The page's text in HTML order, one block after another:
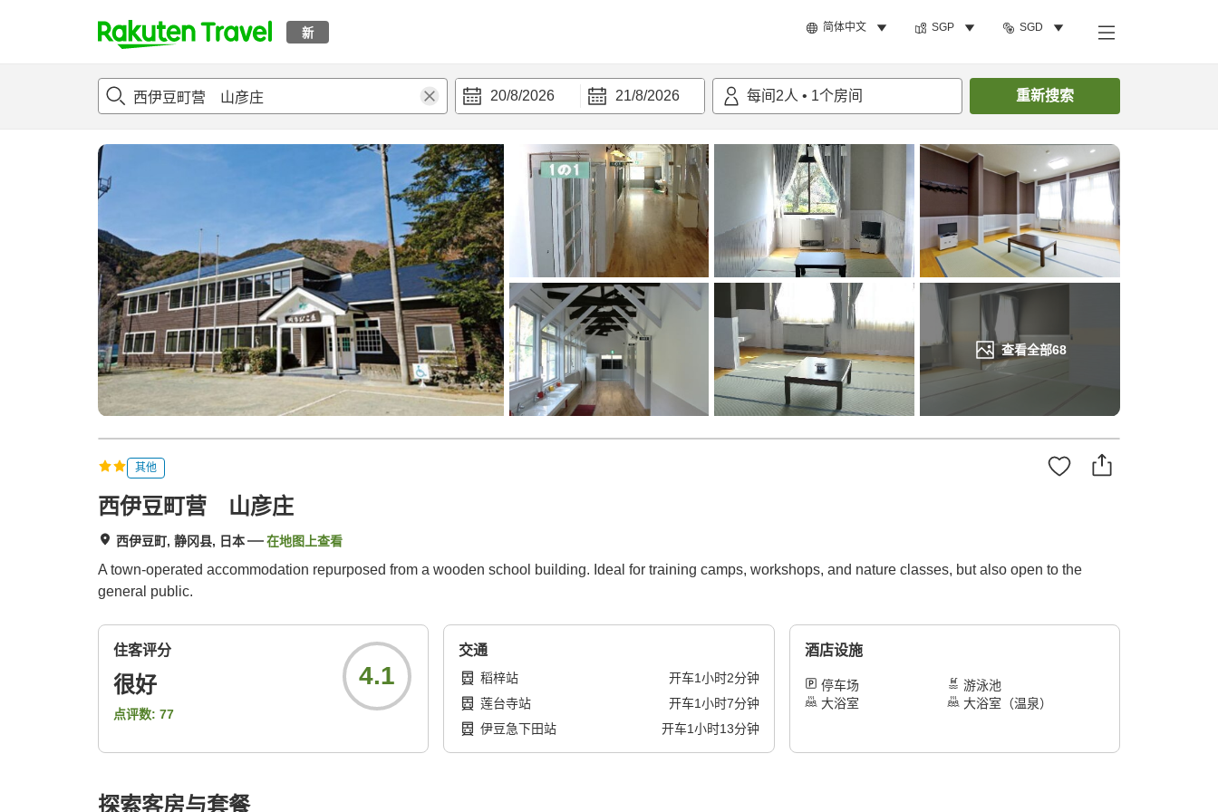
新 简体中文 SGP SGD
t
p
a
g
e
_
e
a
r
c
h
20/8/2026 21/8/2026 每间 2人 • 1个房间 重新搜索
查看全部68
概况 客房及住宿套餐 评论设施 搜索客房
其他
西伊豆町营 山彦庄
西伊豆町, 静冈县, 日本 在地图上查看
A town-operated accommodation repurposed from a wooden school building. Ideal for training camps, workshops, and nature classes, but also open to the
general public.
住客评分
很好
点评数: 77
4.1
交通
稻梓站 开车1小时2分钟
莲台寺站
开车1小时7分钟
伊豆急下田站
开车1小时13分钟
酒店设施
停车场
游泳池
大浴室
大浴室（温泉）
探索客房与套餐